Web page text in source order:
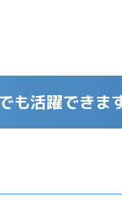
も活躍できま